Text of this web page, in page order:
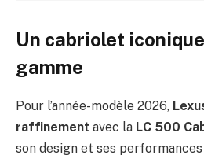
Un cabriolet
gamme
Pour l’année-modèle 2026,
raffinement avec la LC 500
son design et ses